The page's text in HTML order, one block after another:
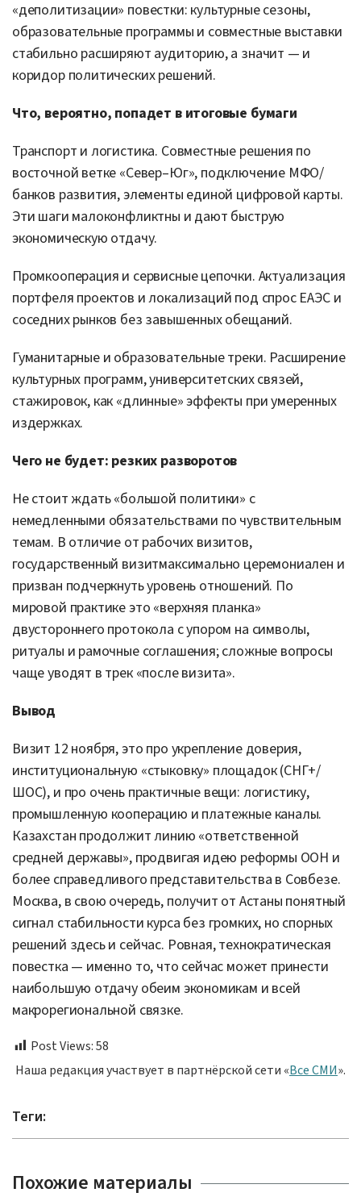
«деполитизации» повестки: культурные сезоны,
образовательные программы и совместные выставки
стабильно расширяют аудиторию, а значит — и
коридор политических решений.
Что, вероятно, попадет в итоговые бумаги
Транспорт и логистика. Совместные решения по
восточной ветке «Север–Юг», подключение МФО/
банков развития, элементы единой цифровой карты.
Эти шаги малоконфликтны и дают быструю
экономическую отдачу.
Промкооперация и сервисные цепочки. Актуализация
портфеля проектов и локализаций под спрос ЕАЭС и
соседних рынков без завышенных обещаний.
Гуманитарные и образовательные треки. Расширение
культурных программ, университетских связей,
стажировок, как «длинные» эффекты при умеренных
издержках.
Чего не будет: резких разворотов
Не стоит ждать «большой политики» с
немедленными обязательствами по чувствительным
темам. В отличие от рабочих визитов,
государственный визитмаксимально церемониален и
призван подчеркнуть уровень отношений. По
мировой практике это «верхняя планка»
двустороннего протокола с упором на символы,
ритуалы и рамочные соглашения; сложные вопросы
чаще уводят в трек «после визита».
Вывод
Визит 12 ноября, это про укрепление доверия,
институциональную «стыковку» площадок (СНГ+/
ШОС), и про очень практичные вещи: логистику,
промышленную кооперацию и платежные каналы.
Казахстан продолжит линию «ответственной
средней державы», продвигая идею реформы ООН и
более справедливого представительства в Совбезе.
Москва, в свою очередь, получит от Астаны понятный
сигнал стабильности курса без громких, но спорных
решений здесь и сейчас. Ровная, технократическая
повестка — именно то, что сейчас может принести
наибольшую отдачу обеим экономикам и всей
макрорегиональной связке.
Post Views:58
Наша редакция участвует в партнёрской сети «Все СМИ».
Теги:
Похожие материалы